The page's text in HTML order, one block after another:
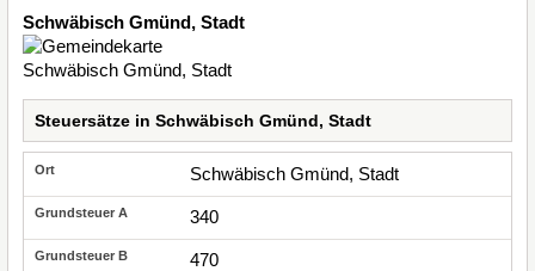
Schwäbisch Gmünd, Stadt
Steuersätze in Schwäbisch Gmünd, Stadt
Schwäbisch Gmünd, Stadt
340
470